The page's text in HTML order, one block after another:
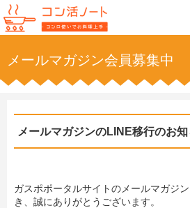
メールマガジン会員募集中
メールマガジンのLINE移行のお
ガスポポータルサイトのメールマガジ
き、誠にありがとうございます。